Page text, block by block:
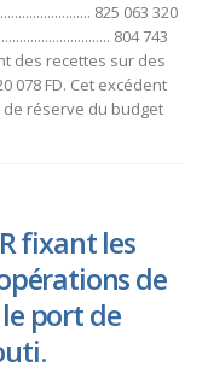
825 063 320
804 743
des recettes sur des
078 FD. Cet excédent
réserve du budget
fixant les
de
port de